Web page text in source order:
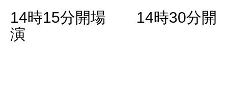
14時15分開場 14時30分開
演